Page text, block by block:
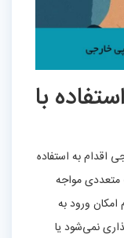
با
به استفاده
مواجه
ورود به
نمی‌شود یا